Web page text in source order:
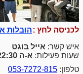
לכניסה לחץ :הובלות
איש קשר: אייל בוגט
שעות פעילות: א-ה 7:30-22:30 יום ו 7:30-13:00
טלפון: 053-7272-815